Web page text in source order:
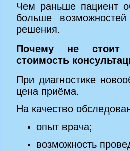
Чем раньше пациент
больше
решения.
Почему не стоит
стоимость
При диагностике
цена приёма.
На качество
опыт врача;
возможность